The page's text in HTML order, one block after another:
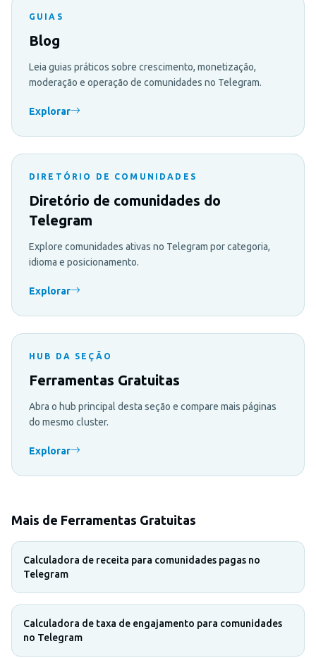
GUIAS
Blog
Leia guias práticos sobre crescimento, monetização,
moderação e operação de comunidades no Telegram.
Explorar
DIRETÓRIO DE COMUNIDADES
Diretório de comunidades do
Telegram
Explore comunidades ativas no Telegram por categoria,
idioma e posicionamento.
Explorar
HUB DA SEÇÃO
Ferramentas Gratuitas
Abra o hub principal desta seção e compare mais páginas
do mesmo cluster.
Explorar
Mais de Ferramentas Gratuitas
Calculadora de receita para comunidades pagas no
Telegram
Calculadora de taxa de engajamento para comunidades
no Telegram